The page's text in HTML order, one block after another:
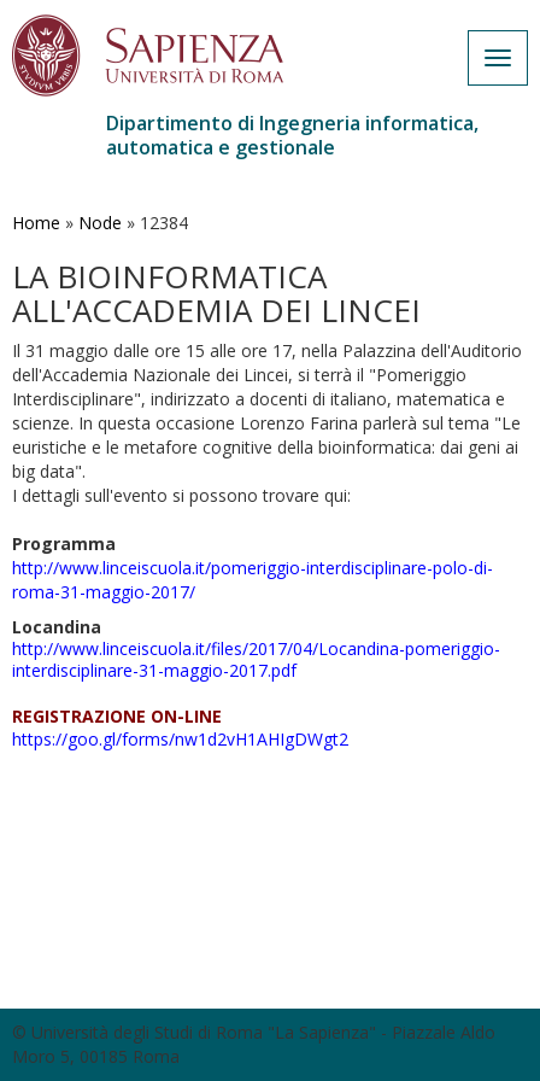
contenuto
Dipartimento di Ingegneria informatica,
automatica e gestionale
Home » Node » 12384
LA BIOINFORMATICA
ALL'ACCADEMIA DEI LINCEI
Il 31 maggio dalle ore 15 alle ore 17, nella Palazzina dell'Auditorio
dell'Accademia Nazionale dei Lincei, si terrà il "Pomeriggio
Interdisciplinare", indirizzato a docenti di italiano, matematica e
scienze. In questa occasione Lorenzo Farina parlerà sul tema "Le
euristiche e le metafore cognitive della bioinformatica: dai geni ai
big data".
I dettagli sull'evento si possono trovare qui:
Programma
http://www.linceiscuola.it/pomeriggio-interdisciplinare-polo-di-
roma-31-maggio-2017/
Locandina
http://www.linceiscuola.it/files/2017/04/Locandina-pomeriggio-
interdisciplinare-31-maggio-2017.pdf
REGISTRAZIONE ON-LINE
https://goo.gl/forms/nw1d2vH1AHIgDWgt2
© Università degli Studi di Roma "La Sapienza" - Piazzale Aldo
Moro 5, 00185 Roma